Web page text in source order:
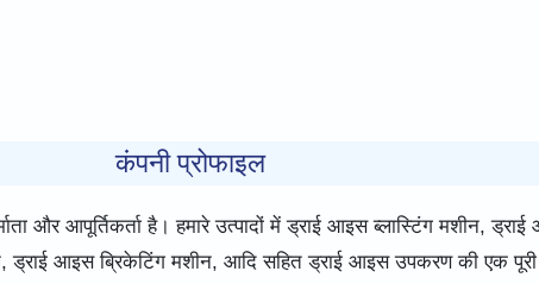
कंपनी प्रोफाइल
और आपूर्तिकर्ता है। हमारे उत्पादों में ड्राई आइस ब्लास्टिंग मशीन,
आइस ब्रिकेटिंग मशीन, आदि सहित ड्राई आइस उपकरण की एक